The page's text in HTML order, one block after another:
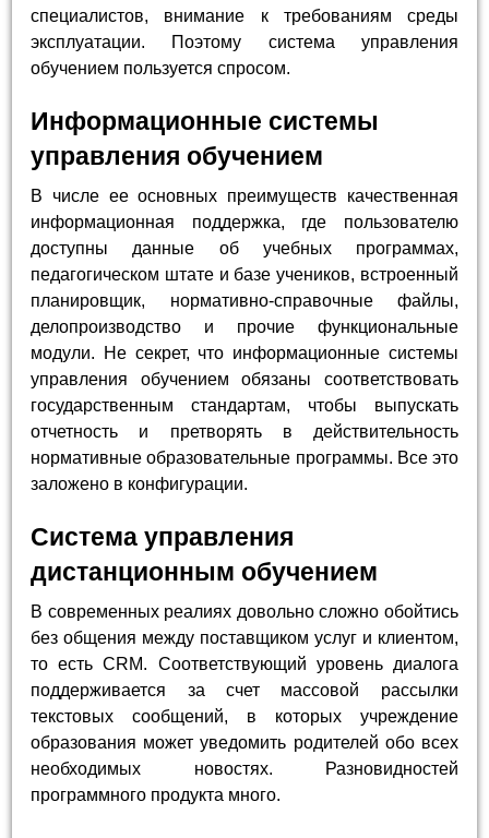
специалистов, внимание к требованиям среды
эксплуатации. Поэтому система управления
обучением пользуется спросом.
Информационные системы
управления обучением
В числе ее основных преимуществ качественная
информационная поддержка, где пользователю
доступны данные об учебных программах,
педагогическом штате и базе учеников, встроенный
планировщик, нормативно-справочные файлы,
делопроизводство и прочие функциональные
модули. Не секрет, что информационные системы
управления обучением обязаны соответствовать
государственным стандартам, чтобы выпускать
отчетность и претворять в действительность
нормативные образовательные программы. Все это
заложено в конфигурации.
Система управления
дистанционным обучением
В современных реалиях довольно сложно обойтись
без общения между поставщиком услуг и клиентом,
то есть CRM. Соответствующий уровень диалога
поддерживается за счет массовой рассылки
текстовых сообщений, в которых учреждение
образования может уведомить родителей обо всех
необходимых новостях. Разновидностей
программного продукта много.